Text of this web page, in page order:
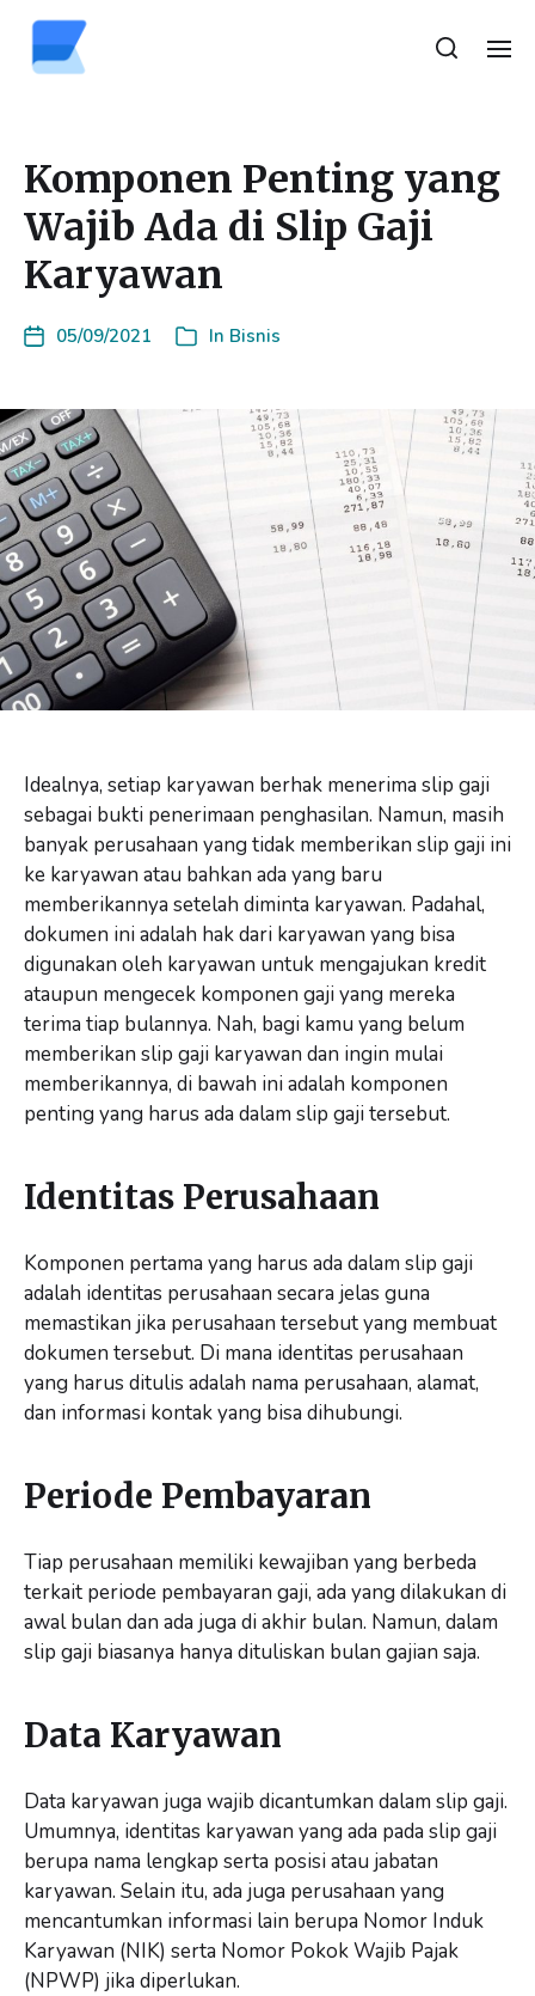
Komponen Penting yang
Wajib Ada di Slip Gaji
Karyawan
05/09/2021 In Bisnis
Idealnya, setiap karyawan berhak menerima slip gaji
sebagai bukti penerimaan penghasilan. Namun, masih
banyak perusahaan yang tidak memberikan slip gaji ini
ke karyawan atau bahkan ada yang baru
memberikannya setelah diminta karyawan. Padahal,
dokumen ini adalah hak dari karyawan yang bisa
digunakan oleh karyawan untuk mengajukan kredit
ataupun mengecek komponen gaji yang mereka
terima tiap bulannya. Nah, bagi kamu yang belum
memberikan slip gaji karyawan dan ingin mulai
memberikannya, di bawah ini adalah komponen
penting yang harus ada dalam slip gaji tersebut.
Identitas Perusahaan
Komponen pertama yang harus ada dalam slip gaji
adalah identitas perusahaan secara jelas guna
memastikan jika perusahaan tersebut yang membuat
dokumen tersebut. Di mana identitas perusahaan
yang harus ditulis adalah nama perusahaan, alamat,
dan informasi kontak yang bisa dihubungi.
Periode Pembayaran
Tiap perusahaan memiliki kewajiban yang berbeda
terkait periode pembayaran gaji, ada yang dilakukan di
awal bulan dan ada juga di akhir bulan. Namun, dalam
slip gaji biasanya hanya dituliskan bulan gajian saja.
Data Karyawan
Data karyawan juga wajib dicantumkan dalam slip gaji.
Umumnya, identitas karyawan yang ada pada slip gaji
berupa nama lengkap serta posisi atau jabatan
karyawan. Selain itu, ada juga perusahaan yang
mencantumkan informasi lain berupa Nomor Induk
Karyawan (NIK) serta Nomor Pokok Wajib Pajak
(NPWP) jika diperlukan.